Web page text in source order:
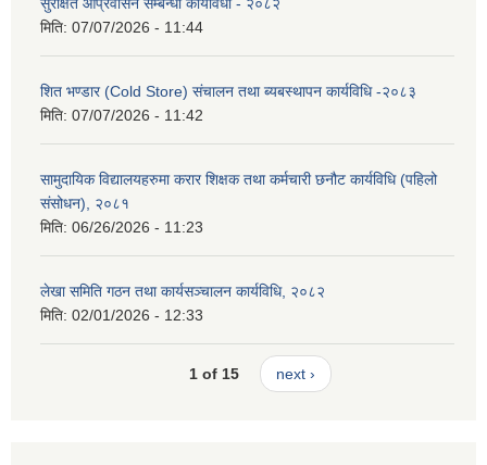
मिति: 07/07/2026 - 11:44
शित भण्डार (Cold Store) संचालन तथा ब्यबस्थापन कार्यविधि -२०८३
मिति: 07/07/2026 - 11:42
सामुदायिक विद्यालयहरुमा करार शिक्षक तथा कर्मचारी छनौट कार्यविधि (पहिलो
संसोधन), २०८१
मिति: 06/26/2026 - 11:23
लेखा समिति गठन तथा कार्यसञ्चालन कार्यविधि, २०८२
मिति: 02/01/2026 - 12:33
1 of 15 next ›